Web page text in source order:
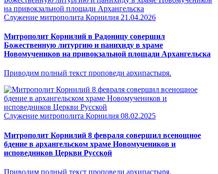
Служение митрополита Корнилия 21.04.2026
Митрополит Корнилий в Радоницу совершил
Божественную литургию и панихиду в храме
Новомучеников на привокзальной площади Архангельска
Приводим полный текст проповеди архипастыря.
Служение митрополита Корнилия 08.02.2025
Митрополит Корнилий 8 февраля совершил всенощное
бдение в архангельском храме Новомучеников и
исповедников Церкви Русской
Приводим полный текст проповеди архипастыря.